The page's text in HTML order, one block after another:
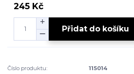
245 Kč
Přidat do košíku
Číslo produktu:
115014